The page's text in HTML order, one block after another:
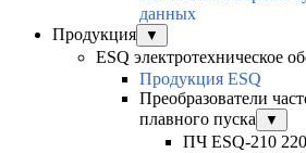
данных
Продукция
▼
ESQ электротехническое
Продукция ESQ
Преобразователи
плавного пуска
▼
ПЧ ESQ-210